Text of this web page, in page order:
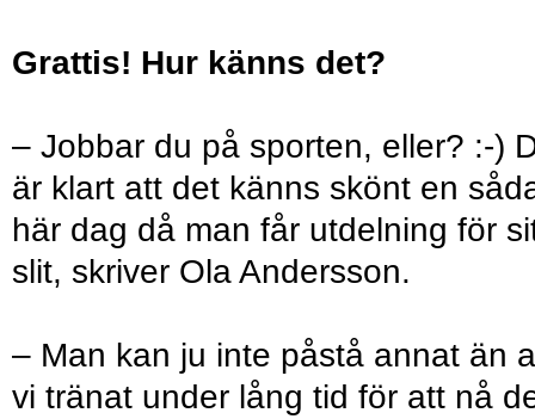
Grattis! Hur känns det?
– Jobbar du på sporten, eller? :-)
är klart att det känns skönt en
här dag då man får utdelning för
slit, skriver Ola Andersson.
– Man kan ju inte påstå annat än
vi tränat under lång tid för att nå